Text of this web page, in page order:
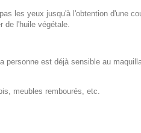
les yeux jusqu'à l'obtention d'une
de l'huile végétale.
est déjà sensible au
meubles rembourés, etc.